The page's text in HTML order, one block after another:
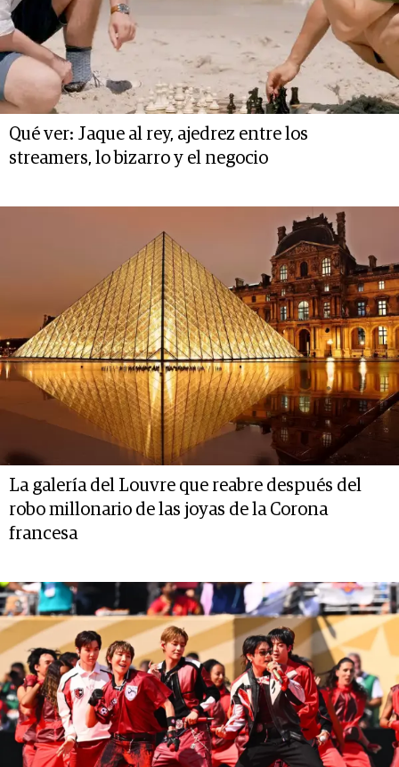
Qué ver: Jaque al rey, ajedrez entre los
streamers, lo bizarro y el negocio
La galería del Louvre que reabre después del
robo millonario de las joyas de la Corona
francesa